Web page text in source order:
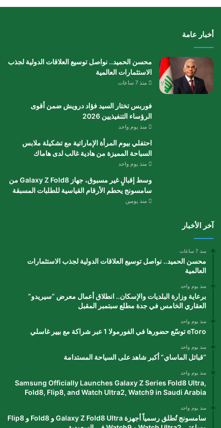
أخبار عامة
محسن الحميد.. نواصل توسيع العلاقات الدولية لجذب
الاستثمارات العالمية
منذ 7 ساعات
فوربس تختار السيد فؤاد درويش ضمن أقوى
الرؤساء التنفيذيين 2026
منذ يوم واحد
احتفلي بيوم المرأة الإماراتية مع تشكيلة ملابس
السباحة المميزة من هادية غالب لدى هاماك
منذ يوم واحد
وسط إقبالٍ غير مسبوق، جهاز Galaxy Z Fold8 من
سامسونج يحطم الأرقام القياسية للطلبات المسبقة
منذ يومين
آخر الأخبار
منذ 7 ساعات
محسن الحميد.. نواصل توسيع العلاقات الدولية لجذب الاستثمارات
العالمية
منذ يوم واحد
برعاية وزارة البلديات والإسكان.. انطلاق أعمال معرض “سيريدو”
العقاري الخامس في جدة مطلع سبتمبر المقبل
منذ يوم واحد
eToro توسّع حضورها في الفورمولا 1 عبر شراكة مع بيير غاسلي
منذ يوم واحد
“قبائل الماساي” أكبر شاهد على السياحة المستدامة
منذ يوم واحد
Samsung Officially Launches Galaxy Z Series Fold8 Ultra,
Fold8, Flip8, and Watch Ultra2, Watch9 in Saudi Arabia
منذ يوم واحد
سامسونج تُطلق رسمياً أجهزة Galaxy Z Fold8 Ultra و Fold8 و Flip8